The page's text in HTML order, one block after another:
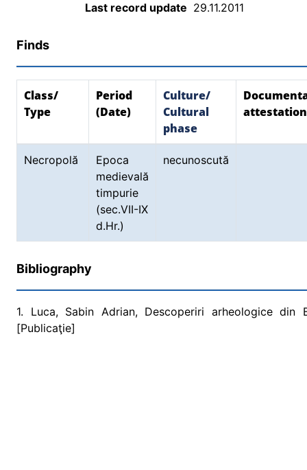
Last record update 29.11.2011
Finds
Class/
Type
Period
(Date)
Culture/
Cultural
phase
attestation
Necropolă
Epoca
medievală
timpurie
(sec.VII-IX
d.Hr.)
necunoscută
Bibliography
1. Luca, Sabin Adrian, Descoperiri arheologice din
[Publicaţie]